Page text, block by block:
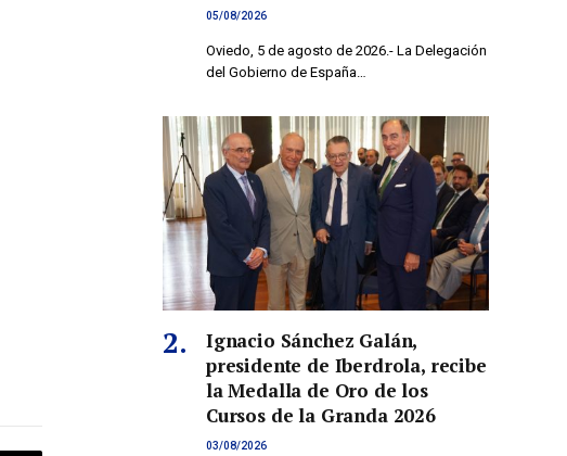
05/08/2026
Oviedo, 5 de agosto de 2026.- La Delegación
del Gobierno de España…
Ignacio Sánchez Galán,
presidente de Iberdrola, recibe
la Medalla de Oro de los
Cursos de la Granda 2026
03/08/2026